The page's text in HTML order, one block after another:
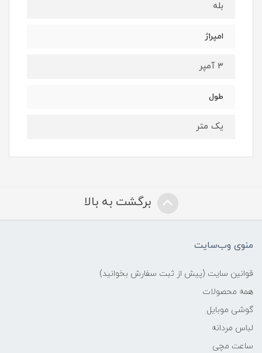
بله
امپراژ
۳ آمپر
طول
یک متر
برگشت به بالا
منوی وب‌سایت
قوانین سایت (پیش از ثبت سفارش بخوانید)
همه محصولات
گوشی موبایل
لباس مردانه
ساعت مچی